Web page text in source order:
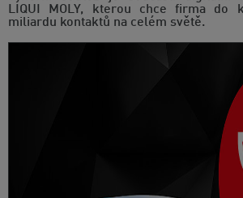
LIQUI MOLY, kterou chce firma do
miliardu kontaktů na celém světě.